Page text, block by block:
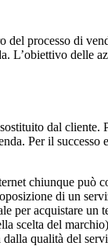
processo di
L’obiettivo
dal
Per il
chiunque
di un
per acquistare
scelta del
dalla qualità del